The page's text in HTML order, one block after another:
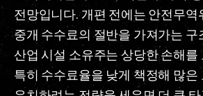
전망입니다. 개편 전에는 안전무역
중개 수수료의 절반을 가져가는 구
산업 시설 소유주는 상당한 손해를
특히 수수료율을 낮게 책정해 많은